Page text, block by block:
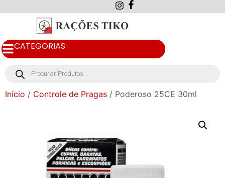
CATEGORIAS
Início / Controle de Pragas / Poderoso 25CE 30ml